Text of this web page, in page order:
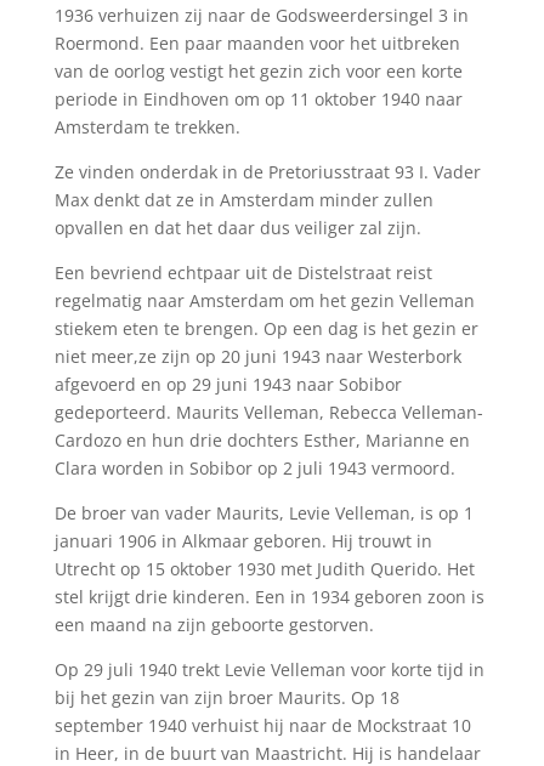
1936 verhuizen zij naar de Godsweerdersingel 3 in
Roermond. Een paar maanden voor het uitbreken
van de oorlog vestigt het gezin zich voor een korte
periode in Eindhoven om op 11 oktober 1940 naar
Amsterdam te trekken.
Ze vinden onderdak in de Pretoriusstraat 93 I. Vader
Max denkt dat ze in Amsterdam minder zullen
opvallen en dat het daar dus veiliger zal zijn.
Een bevriend echtpaar uit de Distelstraat reist
regelmatig naar Amsterdam om het gezin Velleman
stiekem eten te brengen. Op een dag is het gezin er
niet meer,ze zijn op 20 juni 1943 naar Westerbork
afgevoerd en op 29 juni 1943 naar Sobibor
gedeporteerd. Maurits Velleman, Rebecca Velleman-
Cardozo en hun drie dochters Esther, Marianne en
Clara worden in Sobibor op 2 juli 1943 vermoord.
De broer van vader Maurits, Levie Velleman, is op 1
januari 1906 in Alkmaar geboren. Hij trouwt in
Utrecht op 15 oktober 1930 met Judith Querido. Het
stel krijgt drie kinderen. Een in 1934 geboren zoon is
een maand na zijn geboorte gestorven.
Op 29 juli 1940 trekt Levie Velleman voor korte tijd in
bij het gezin van zijn broer Maurits. Op 18
september 1940 verhuist hij naar de Mockstraat 10
in Heer, in de buurt van Maastricht. Hij is handelaar